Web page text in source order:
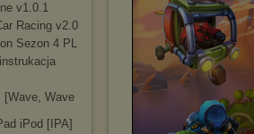
v1.0.1
Racing v2.0
Sezon 4 PL
Wave
iPod [IPA]